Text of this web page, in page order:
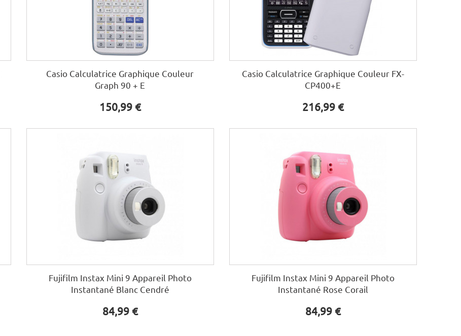
Casio Calculatrice Graphique Couleur
Graph 90 + E
150,99 €
Casio Calculatrice Graphique Couleur FX-
CP400+E
216,99 €
Fujifilm Instax Mini 9 Appareil Photo
Instantané Blanc Cendré
84,99 €
Fujifilm Instax Mini 9 Appareil Photo
Instantané Rose Corail
84,99 €